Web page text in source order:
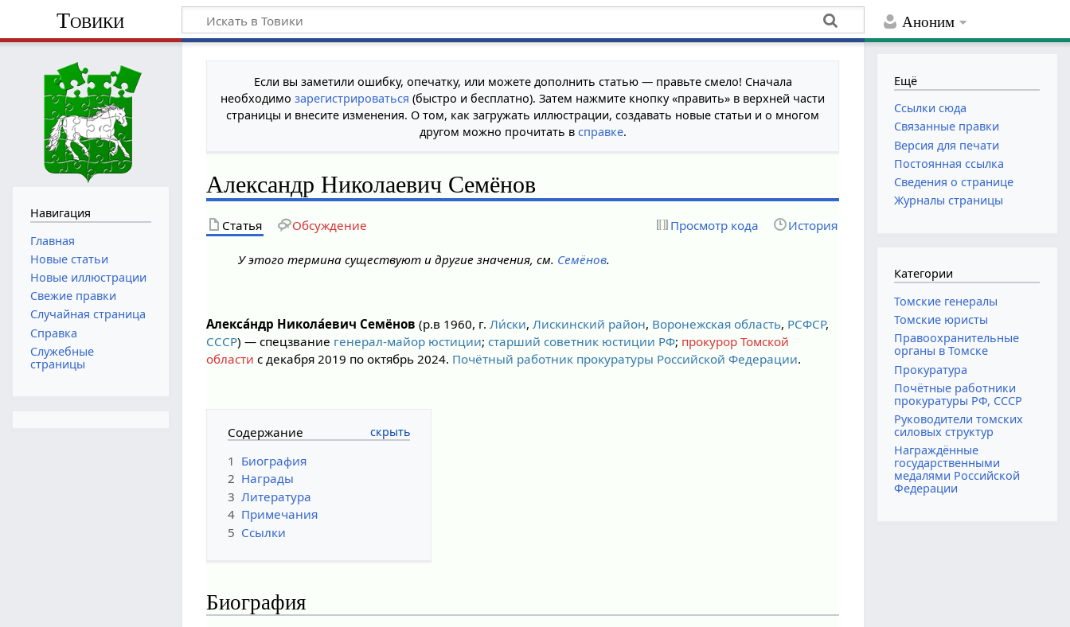
Аноним
Товики
Если вы заметили ошибку, опечатку, или можете дополнить статью — правьте смело! Сначала
необходимозарегистрироваться (быстро и бесплатно). Затем нажмите кнопку «править» в верхней части
страницы и внесите изменения. О том, как загружать иллюстрации, создавать новые статьи и о многом
другом можно прочитать в справке.
Александр Николаевич Семёнов
Статья Обсуждение Просмотр кода История
У этого термина существуют и другие значения, см. Семёнов.
Алекса́ндр Никола́евич Семёнов (р.в 1960, г.Ли́ски,Лискинский район, Воронежская область, РСФСР,
СССР) — спецзвание генерал-майор юстиции;старший советник юстиции РФ; прокурор Томской
области с декабря 2019 по октябрь 2024. Почётный работник прокуратуры Российской Федерации.
Содержание
1 Биография
2 Награды
3 Литература
4 Примечания
5 Ссылки
Биография
Навигация
Главная
Новые статьи
Новые иллюстрации
Свежие правки
Случайная страница
Справка
Служебные
страницы
Ещё
Ссылки сюда
Связанные правки
Версия для печати
Постоянная ссылка
Сведения о странице
Журналы страницы
Категории
Томские генералы
Томские юристы
Правоохранительные
органы в Томске
Прокуратура
Почётные работники
прокуратуры РФ, СССР
Руководители томских
силовых структур
Награждённые
государственными
медалями Российской
Федерации